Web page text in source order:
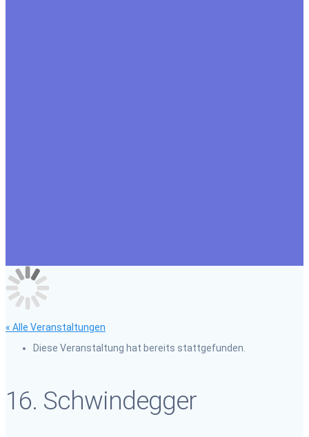
« Alle Veranstaltungen
Diese Veranstaltung hat bereits stattgefunden.
16. Schwindegger